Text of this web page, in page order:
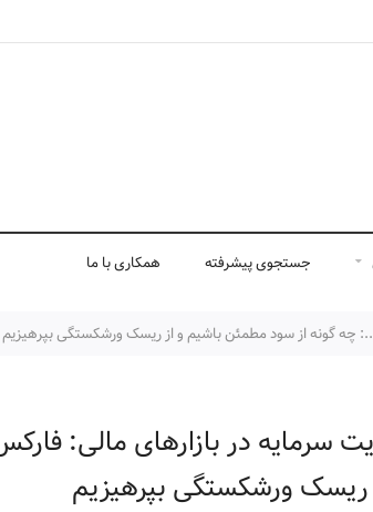
جستجوی پیشرفته همکاری با ما
چه گونه از سود مطمئن باشیم و از ریسک ورشکستگی بپرهیزیم
سرمایه در بازارهای مالی:
ریسک ورشکستگی بپرهیزیم